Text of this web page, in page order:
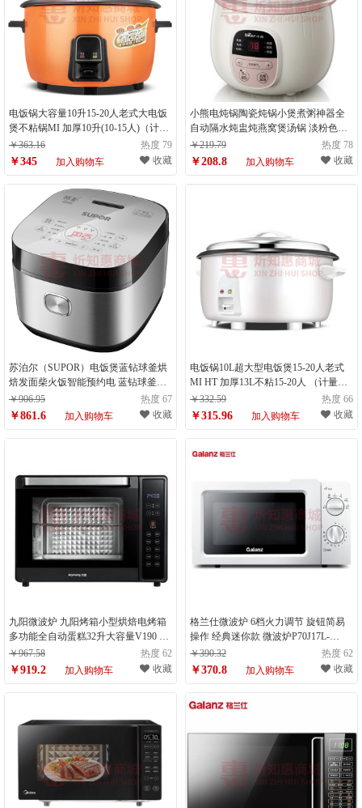
电饭锅大容量10升15-20人老式大电饭
煲不粘锅MI 加厚10升(10-15人)（计量
单位：件）
￥363.16 热度 79
￥345 加入购物车 收藏
小熊电炖锅陶瓷炖锅小煲煮粥神器全
自动隔水炖盅炖燕窝煲汤锅 淡粉色
（计量单位：件）
￥219.79 热度 78
￥208.8 加入购物车 收藏
苏泊尔（SUPOR）电饭煲蓝钻球釜烘
焙发面柴火饭智能预约电 蓝钻球釜内
胆5L（计量单位：件）
￥906.95 热度 67
￥861.6 加入购物车 收藏
电饭锅10L超大型电饭煲15-20人老式
MI HT 加厚13L不粘15-20人 （计量单
位：件）
￥332.59 热度 66
￥315.96 加入购物车 收藏
九阳微波炉 九阳烤箱小型烘焙电烤箱
多功能全自动蛋糕32升大容量V190 黑
色（计量单位：件）
￥967.58 热度 62
￥919.2 加入购物车 收藏
格兰仕微波炉 6档火力调节 旋钮简易
操作 经典迷你款 微波炉P70J17L-
V1(W0)（计量单位：台）
￥390.32 热度 62
￥370.8 加入购物车 收藏